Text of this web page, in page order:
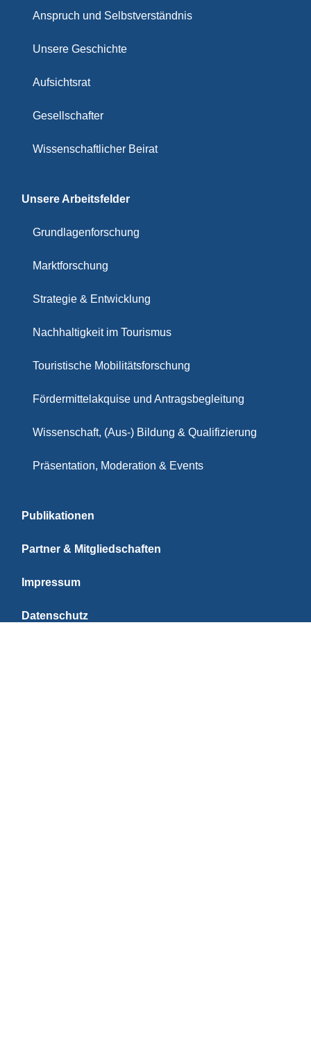
Anspruch und Selbstverständnis
Unsere Geschichte
Aufsichtsrat
Gesellschafter
Wissenschaftlicher Beirat
Unsere Arbeitsfelder
Grundlagenforschung
Marktforschung
Strategie & Entwicklung
Nachhaltigkeit im Tourismus
Touristische Mobilitätsforschung
Fördermittelakquise und Antragsbegleitung
Wissenschaft, (Aus-) Bildung & Qualifizierung
Präsentation, Moderation & Events
Publikationen
Partner & Mitgliedschaften
Impressum
Datenschutz